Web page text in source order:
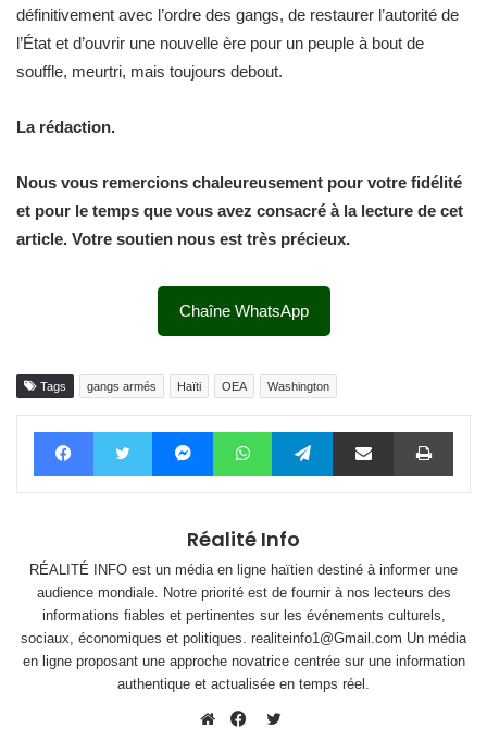
définitivement avec l’ordre des gangs, de restaurer l’autorité de
l’État et d’ouvrir une nouvelle ère pour un peuple à bout de
souffle, meurtri, mais toujours debout.
La rédaction.
Nous vous remercions chaleureusement pour votre fidélité
et pour le temps que vous avez consacré à la lecture de cet
article. Votre soutien nous est très précieux.
Chaîne WhatsApp
Tags gangs armés Haïti OEA Washington
FacebookTwitter MessengerWhatsAppTelegram Partager par email
Réalité Info
RÉALITÉ INFO est un média en ligne haïtien destiné à informer une
audience mondiale. Notre priorité est de fournir à nos lecteurs des
informations fiables et pertinentes sur les événements culturels,
sociaux, économiques et politiques. realiteinfo1@Gmail.com Un média
en ligne proposant une approche novatrice centrée sur une information
authentique et actualisée en temps réel.